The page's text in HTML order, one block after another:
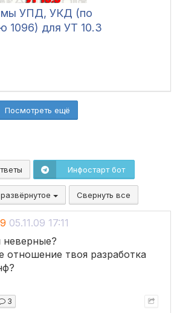
УПД, УКД (по
1096) для УТ 10.3
Посмотреть ещё
Инфостарт бот
Свернуть все
05.11.09 17:11
отношение твоя разработка
3